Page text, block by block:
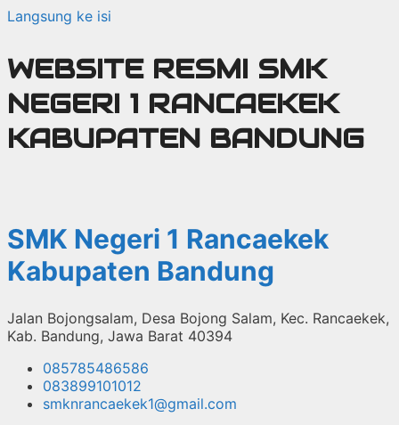
Langsung ke isi
WEBSITE RESMI SMK
NEGERI 1 RANCAEKEK
KABUPATEN BANDUNG
SMK Negeri 1 Rancaekek
Kabupaten Bandung
Jalan Bojongsalam, Desa Bojong Salam, Kec. Rancaekek,
Kab. Bandung, Jawa Barat 40394
085785486586
083899101012
smknrancaekek1@gmail.com